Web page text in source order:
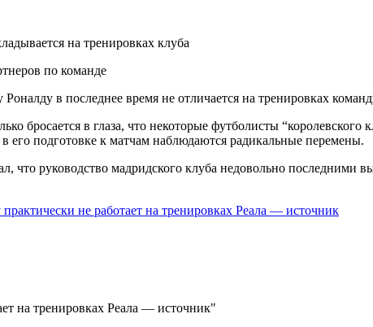
на тренировках клуба
по команде
в последнее время не отличается на тренировках
бросается в глаза, что некоторые футболисты
его подготовке к матчам наблюдаются радикальные перемены.
что руководство мадридского клуба недовольно последними
практически не работает на тренировках Реала — источник
на тренировках Реала — источник"